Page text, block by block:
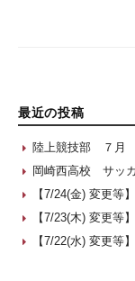
最近の投稿
陸上競技部 ７月
岡崎西高校 サッ
【7/24(金) 変更
【7/23(木) 変更
【7/22(水) 変更